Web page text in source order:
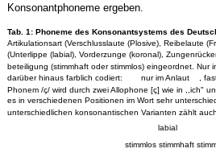
Konsonantphoneme ergeben.
Tab. 1: Phoneme des Konsonantsystems des
Artikulationsart (Verschlusslaute (Plosive), Reibelaute
(Unterlippe (labial), Vorderzunge (koronal),
beteiligung (stimmhaft oder stimmlos) eingeordnet.
darüber hinaus farblich codiert:
nur im Anlaut ,
Phonem /ç/ wird durch zwei Allophone [ç] wie in ,,ich"
es in verschiedenen Positionen im Wort sehr
unterschiedlichen konsonantischen Varianten zählt
labial
stimmlos stimmhaft